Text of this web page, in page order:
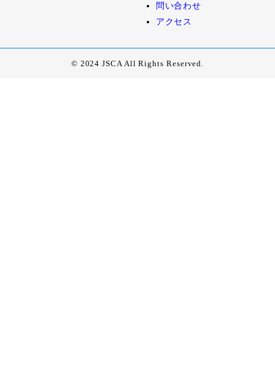
問い合わせ
アクセス
© 2024 JSCA All Rights Reserved.